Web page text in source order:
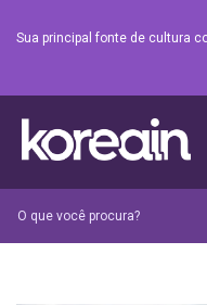
Sua principal fonte de cultura